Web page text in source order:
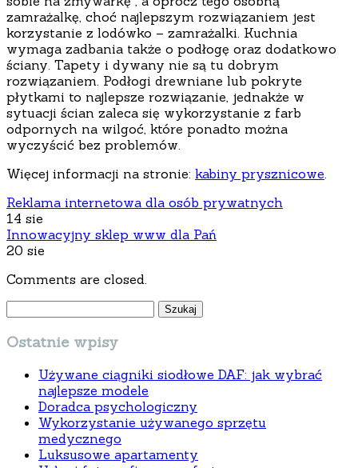
zamrażalkę, choć najlepszym rozwiązaniem jest
korzystanie z lodówko – zamrażalki. Kuchnia
wymaga zadbania także o podłogę oraz dodatkowo
ściany. Tapety i dywany nie są tu dobrym
rozwiązaniem. Podłogi drewniane lub pokryte
płytkami to najlepsze rozwiązanie, jednakże w
sytuacji ścian zaleca się wykorzystanie z farb
odpornych na wilgoć, które ponadto można
wyczyścić bez problemów.
Więcej informacji na stronie: kabiny prysznicowe
Reklama internetowa dla osób prywatnych
14 sie
Innowacyjny sklep www dla Pań
20 sie
Comments are closed.
Szukaj:
Ostatnie wpisy
Używane ciągniki siodłowe DAF: jak wybrać
najlepsze modele
Doradca psychologiczny
Wykorzystanie używanego sprzętu
medycznego
Luksusowe apartamenty